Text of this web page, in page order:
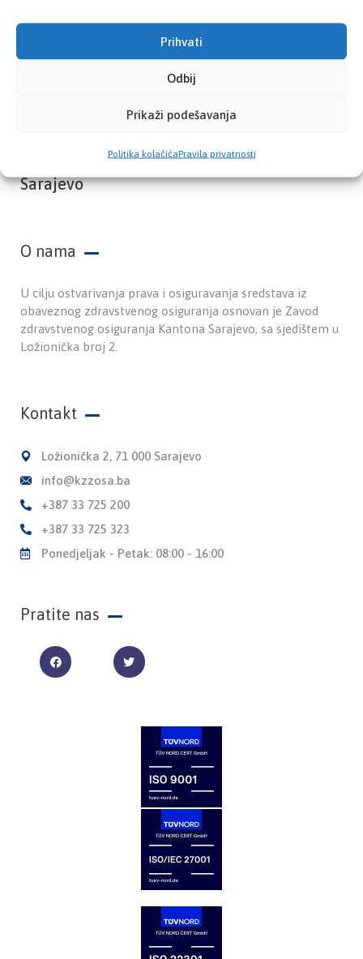
Prihvati
Odbij
Prikaži podešavanja
Politika kolačićaPravila privatnosti
Zavod zdravstvenog osiguranja Kantona
Sarajevo
O nama
U cilju ostvarivanja prava i osiguravanja sredstava iz
obaveznog zdravstvenog osiguranja osnovan je Zavod
zdravstvenog osiguranja Kantona Sarajevo, sa sjedištem u
Ložionička broj 2.
Kontakt
Ložionička 2, 71 000 Sarajevo
info@kzzosa.ba
+387 33 725 200
+387 33 725 323
Ponedjeljak - Petak: 08:00 - 16:00
Pratite nas